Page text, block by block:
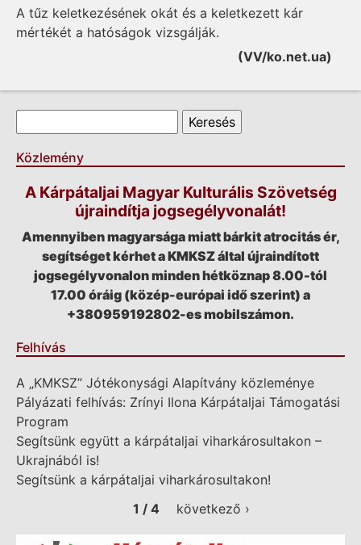
A tűz keletkezésének okát és a keletkezett kár
mértékét a hatóságok vizsgálják.
(VV/ko.net.ua)
Keresés űrlap
Közlemény
A Kárpátaljai Magyar Kulturális Szövetség
újraindítja jogsegélyvonalát!
Amennyiben magyarsága miatt bárkit atrocitás ér,
segítséget kérhet a KMKSZ által újraindított
jogsegélyvonalon minden hétköznap 8.00-tól
17.00 óráig (közép-európai idő szerint) a
+380959192802-es mobilszámon.
Felhívás
A „KMKSZ” Jótékonysági Alapítvány közleménye
Pályázati felhívás: Zrínyi Ilona Kárpátaljai Támogatási
Program
Segítsünk együtt a kárpátaljai viharkárosultakon –
Ukrajnából is!
Segítsünk a kárpátaljai viharkárosultakon!
1 / 4
következő ›